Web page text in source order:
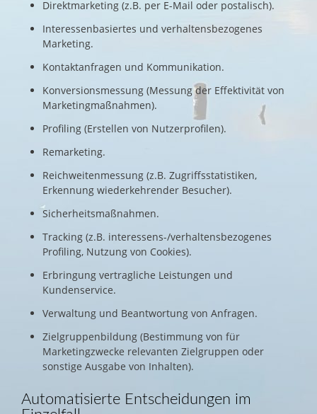
Direktmarketing (z.B. per E-Mail oder postalisch).
Interessenbasiertes und verhaltensbezogenes
Marketing.
Kontaktanfragen und Kommunikation.
Konversionsmessung (Messung der Effektivität von
Marketingmaßnahmen).
Profiling (Erstellen von Nutzerprofilen).
Remarketing.
Reichweitenmessung (z.B. Zugriffsstatistiken,
Erkennung wiederkehrender Besucher).
Sicherheitsmaßnahmen.
Tracking (z.B. interessens-/verhaltensbezogenes
Profiling, Nutzung von Cookies).
Erbringung vertragliche Leistungen und
Kundenservice.
Verwaltung und Beantwortung von Anfragen.
Zielgruppenbildung (Bestimmung von für
Marketingzwecke relevanten Zielgruppen oder
sonstige Ausgabe von Inhalten).
Automatisierte Entscheidungen im